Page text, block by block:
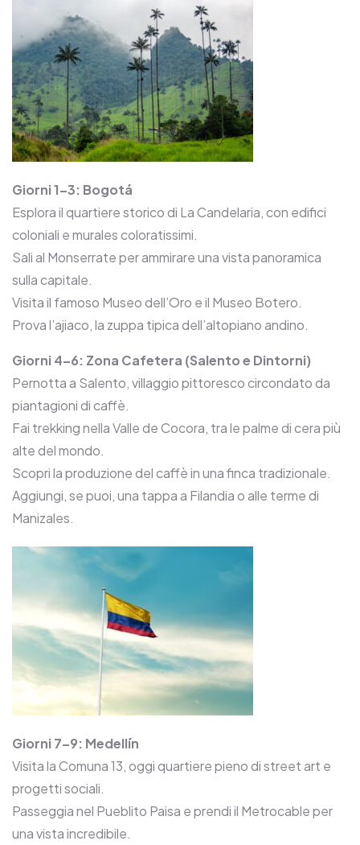
Giorni 1–3: Bogotá
Esplora il quartiere storico di La Candelaria, con edifici
coloniali e murales coloratissimi.
Sali al Monserrate per ammirare una vista panoramica
sulla capitale.
Visita il famoso Museo dell’Oro e il Museo Botero.
Prova l’ajiaco, la zuppa tipica dell’altopiano andino.
Giorni 4–6: Zona Cafetera (Salento e Dintorni)
Pernotta a Salento, villaggio pittoresco circondato da
piantagioni di caffè.
Fai trekking nella Valle de Cocora, tra le palme di cera più
alte del mondo.
Scopri la produzione del caffè in una finca tradizionale.
Aggiungi, se puoi, una tappa a Filandia o alle terme di
Manizales.
Giorni 7–9: Medellín
Visita la Comuna 13, oggi quartiere pieno di street art e
progetti sociali.
Passeggia nel Pueblito Paisa e prendi il Metrocable per
una vista incredibile.